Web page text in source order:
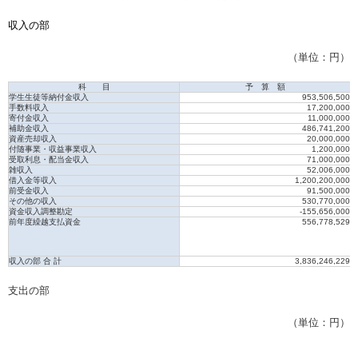
収入の部
（単位：円）
科 目
予 算 額
学生生徒等納付金収入
953,506,500
手数料収入
17,200,000
寄付金収入
11,000,000
補助金収入
486,741,200
資産売却収入
20,000,000
付随事業・収益事業収入
1,200,000
受取利息・配当金収入
71,000,000
雑収入
52,006,000
借入金等収入
1,200,200,000
前受金収入
91,500,000
その他の収入
530,770,000
資金収入調整勘定
-155,656,000
前年度繰越支払資金
556,778,529
収入の部 合 計 3,836,246,229
支出の部
（単位：円）